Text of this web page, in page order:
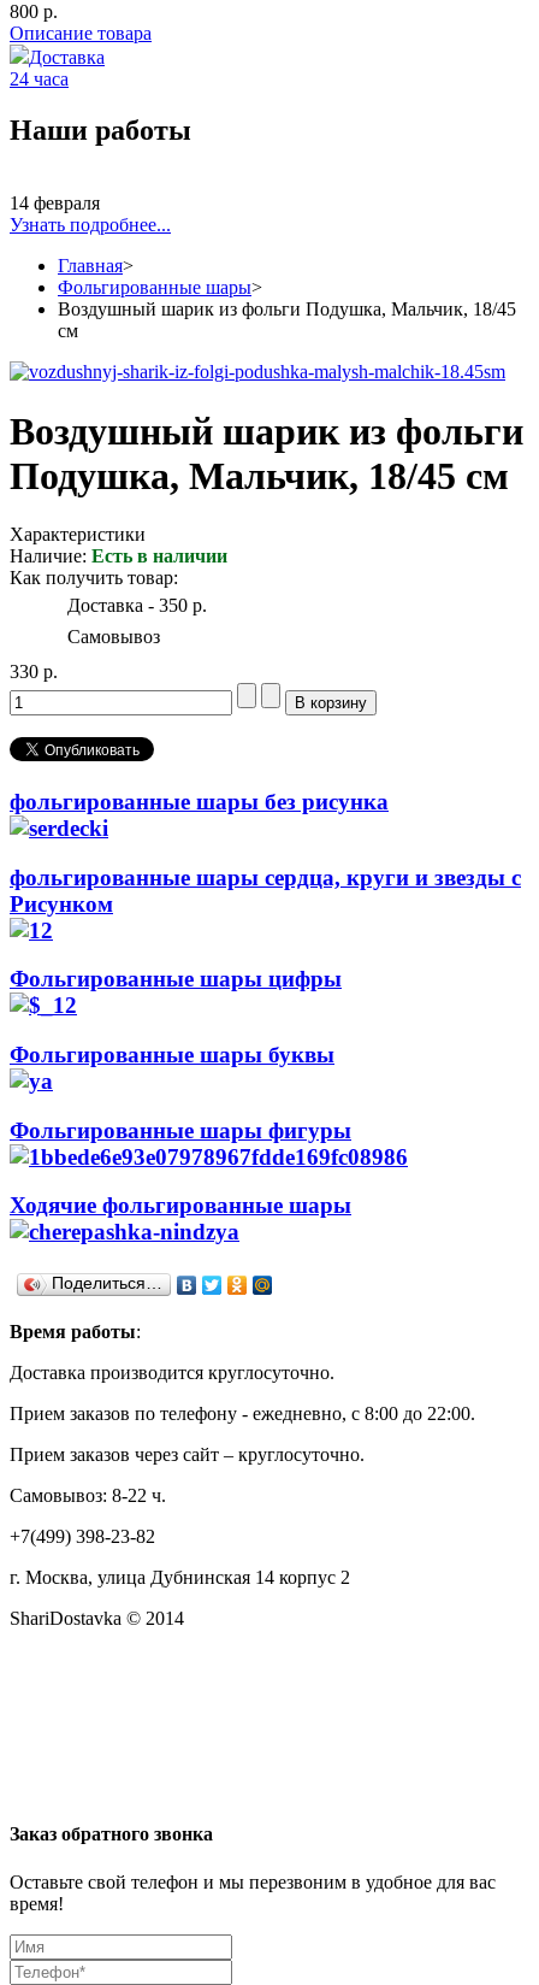
800 р.
Описание товара
Доставка
24 часа
Наши работы
14 февраля
Узнать подробнее...
Главная>
Фольгированные шары>
Воздушный шарик из фольги Подушка, Мальчик, 18/45
см
Воздушный шарик из фольги
Подушка, Мальчик, 18/45 см
Характеристики
Наличие: Есть в наличии
Как получить товар:
Доставка - 350 р.
Самовывоз
330 р.
фольгированные шары без рисунка
фольгированные шары сердца, круги и звезды с
Рисунком
Фольгированные шары цифры
Фольгированные шары буквы
Фольгированные шары фигуры
Ходячие фольгированные шары
Поделиться…
Время работы:
Доставка производится круглосуточно.
Прием заказов по телефону - ежедневно, с 8:00 до 22:00.
Прием заказов через сайт – круглосуточно.
Самовывоз: 8-22 ч.
+7(499) 398-23-82
г. Москва, улица Дубнинская 14 корпус 2
ShariDostavka © 2014
Заказ обратного звонка
Оставьте свой телефон и мы перезвоним в удобное для вас
время!